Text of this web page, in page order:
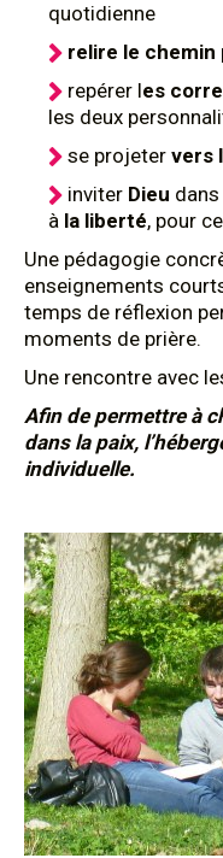
quotidienne
relire le chemin
repérer les
les deux
se projeter vers
inviter Dieu
à la liberté, pour
Une pédagogie
enseignements
temps de réflexion
moments de prière.
Une rencontre avec
Afin de permettre à
dans la paix,
individuelle.